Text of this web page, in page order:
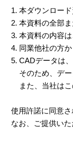
1. 本ダウンロー
2. 本資料の全部
3. 本資料の内容
4. 同業他社の方
5. CADデータは
そのため、デー
また、当社はこ
使用許諾に同意
なお、ご提供い